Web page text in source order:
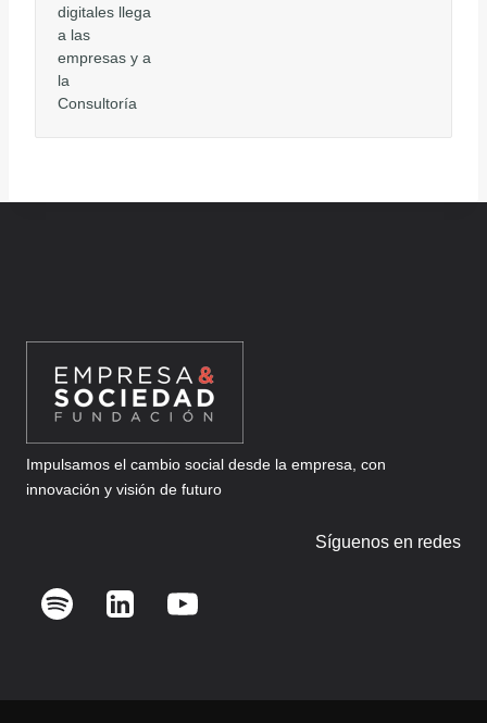
digitales llega
a las
empresas y a
la
Consultoría
Impulsamos el cambio social desde la empresa, con
innovación y visión de futuro
Síguenos en redes